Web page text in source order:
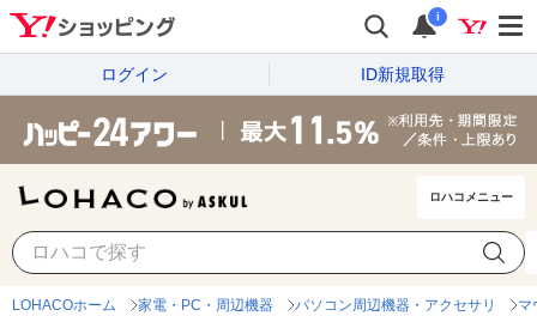
i
ログイン ID新規取得
ロハコメニュー
LOHACOホーム 家電・PC・周辺機器 パソコン周辺機器・アクセサリ マ